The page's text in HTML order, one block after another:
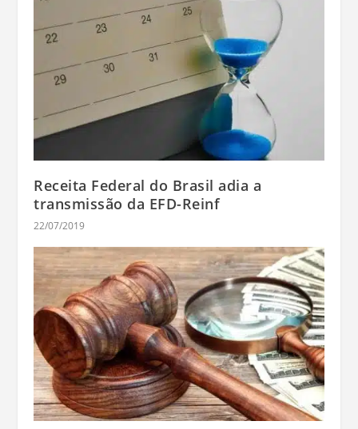
Receita Federal do Brasil adia a
transmissão da EFD-Reinf
22/07/2019